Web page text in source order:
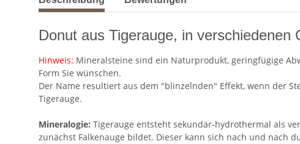
Donut aus Tigerauge, in verschiedenen
Hinweis: Mineralsteine sind ein Naturprodukt, geringfügige
Form Sie wünschen.
Der Name resultiert aus dem "blinzelnden" Effekt, wenn der
Tigerauge.
Mineralogie: Tigerauge entsteht sekundär-hydrothermal als
zunächst Falkenauge bildet. Dieser kann sich nach und nach